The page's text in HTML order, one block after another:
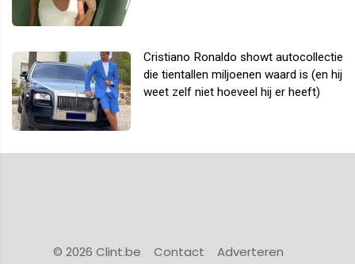
Cristiano Ronaldo showt autocollectie
die tientallen miljoenen waard is (en hij
weet zelf niet hoeveel hij er heeft)
© 2026 Clint.be Contact
Adverteren